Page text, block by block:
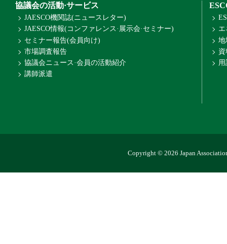
協議会の活動·サービス
JAESCO機関誌(ニュースレター)
JAESCO情報(コンファレンス·展示会·セミナー)
セミナー報告(会員向け)
市場調査報告
協議会ニュース·会員の活動紹介
講師派遣
地
Copyright © 2026 Japan